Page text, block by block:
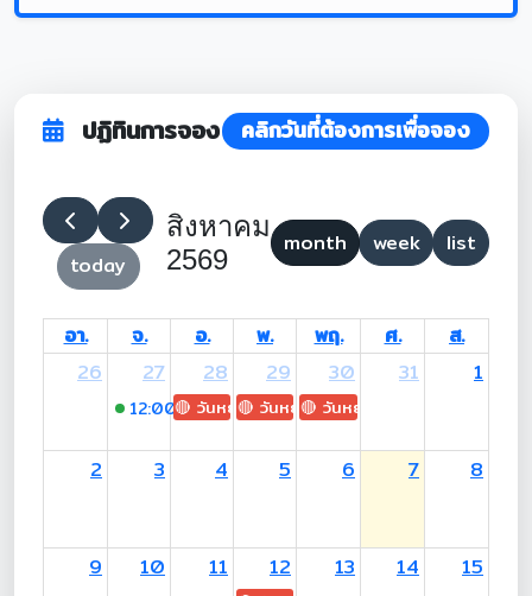
ปฏิทินการจอง คลิกวันที่ต้องการเพื่อจอง
today
สิงหาคม
2569
month week list
อา. จ. อ. พ. พฤ. ศ.
ส.
26
27
12:00-16:00 (อ.ทรงศักดิ์)
28
🔴 วันหยุด: H.M. King Maha Vajiralongkorn's
29
🔴 วันหยุด: Asanha Bucha Day
30
🔴 วันหยุด: Buddhist Lent
31 1
2 3 4 5 6 7 8
9 10 11 12 13 14 15